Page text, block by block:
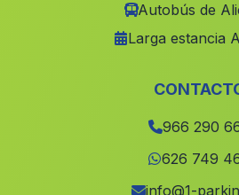
(Murcia)
(Valencia)
(Valencia)
Autobús de
Larga estancia
966 290
626 749
info@1-